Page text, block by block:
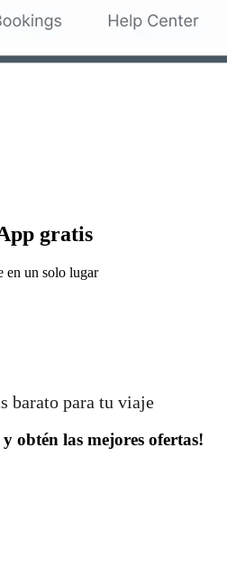
gratis
en un solo lugar
barato para tu viaje
obtén las mejores ofertas!